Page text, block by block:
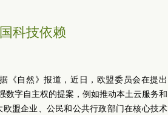
科技依赖
《自然》报道，近日，欧盟委员会在提出
数字自主权的提案，例如推动本土云服务和
盟企业、公民和公共行政部门在核心技术